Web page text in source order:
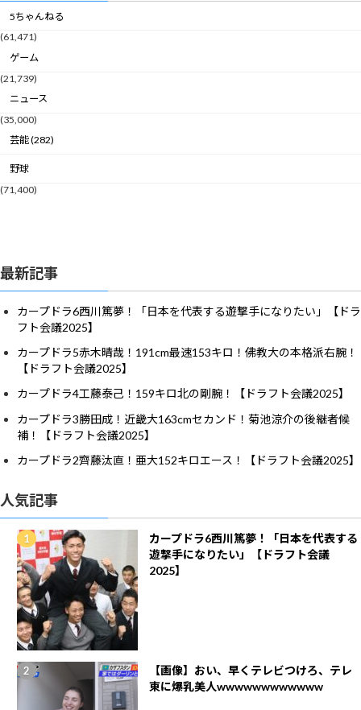
5ちゃんねる
(61,471)
ゲーム
(21,739)
ニュース
(35,000)
芸能 (282)
野球
(71,400)
最新記事
カープドラ6西川篤夢！「日本を代表する遊撃手になりたい」【ドラ
フト会議2025】
カープドラ5赤木晴哉！191cm最速153キロ！佛教大の本格派右腕！
【ドラフト会議2025】
カープドラ4工藤泰己！159キロ北の剛腕！【ドラフト会議2025】
カープドラ3勝田成！近畿大163cmセカンド！菊池涼介の後継者候
補！【ドラフト会議2025】
カープドラ2齊藤汰直！亜大152キロエース！【ドラフト会議2025】
人気記事
カープドラ6西川篤夢！「日本を代表する
遊撃手になりたい」【ドラフト会議
2025】
【画像】おい、早くテレビつけろ、テレ
東に爆乳美人wwwwwwwwwwww